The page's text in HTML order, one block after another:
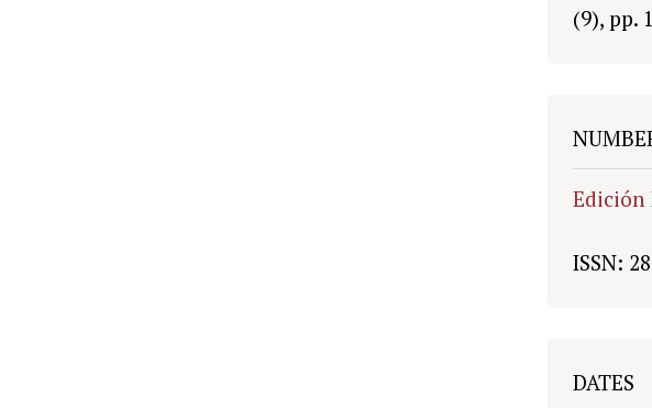
(9), pp.
Edición
ISSN:
DATES